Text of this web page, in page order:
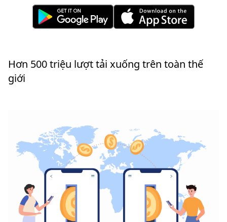
Hơn 500 triệu lượt tải xuống trên toàn thế
giới